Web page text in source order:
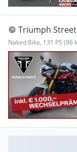
Triumph Street
Naked Bike, 131 PS